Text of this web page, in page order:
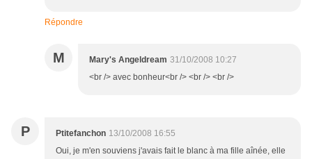
Répondre
M Mary's Angeldream 31/10/2008 10:27
<br /> avec bonheur<br /> <br /> <br />
P Ptitefanchon 13/10/2008 16:55
Oui, je m'en souviens j'avais fait le blanc à ma fille aînée, elle